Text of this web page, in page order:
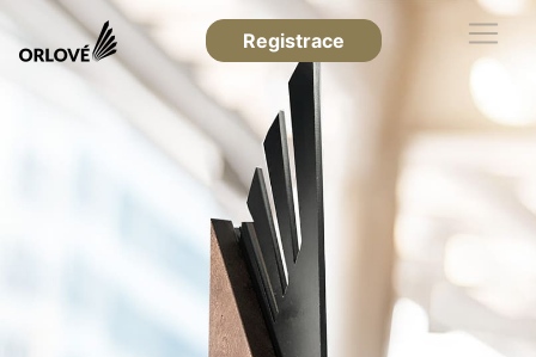
Registrace